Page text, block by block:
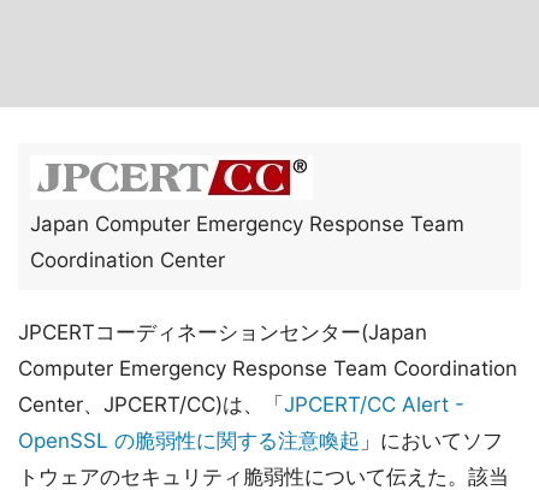
Japan Computer Emergency Response Team
Coordination Center
JPCERTコーディネーションセンター(Japan
Computer Emergency Response Team Coordination
Center、JPCERT/CC)は、「 JPCERT/CC Alert -
OpenSSL の脆弱性に関する注意喚起 」においてソフ
トウェアのセキュリティ脆弱性について伝えた。該当